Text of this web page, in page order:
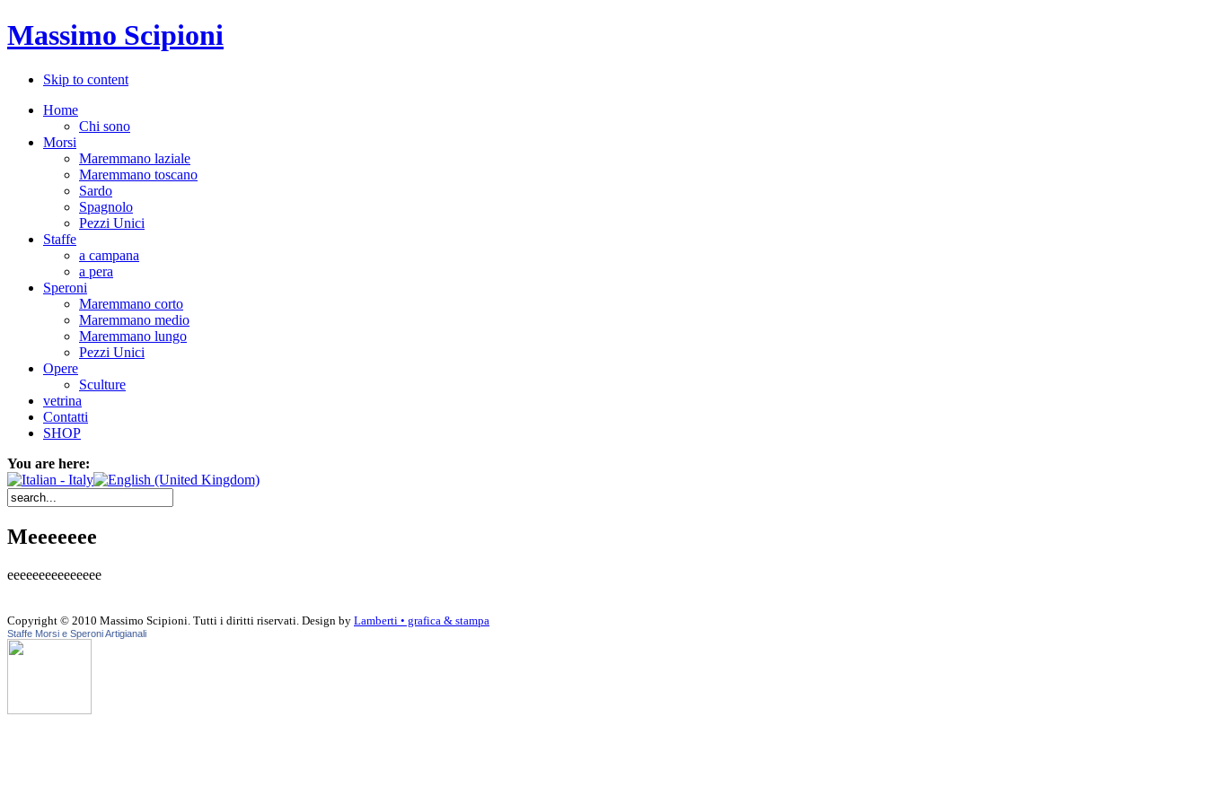
Massimo Scipioni
Skip to content
Home
Chi sono
Morsi
Maremmano laziale
Maremmano toscano
Sardo
Spagnolo
Pezzi Unici
Staffe
a campana
a pera
Speroni
Maremmano corto
Maremmano medio
Maremmano lungo
Pezzi Unici
Opere
Sculture
vetrina
Contatti
SHOP
You are here:
Meeeeeee
eeeeeeeeeeeeeee
Copyright © 2010 Massimo Scipioni. Tutti i diritti riservati. Design by Lamberti • grafica & stampa
Staffe Morsi e Speroni Artigianali